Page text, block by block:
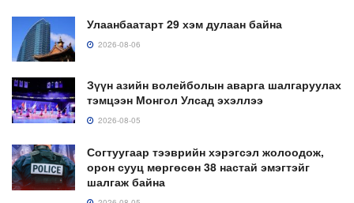
Улаанбаатарт 29 хэм дулаан байна
2026-08-06
Зүүн азийн волейболын аварга шалгаруулах
тэмцээн Монгол Улсад эхэллээ
2026-08-05
Согтуугаар тээврийн хэрэгсэл жолоодож,
орон сууц мөргөсөн 38 настай эмэгтэйг
шалгаж байна